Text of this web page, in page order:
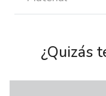
¿Quizás